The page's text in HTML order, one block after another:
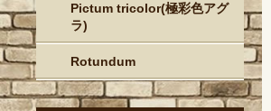
Pictum tricolor(極彩色アグ
ラ)
Rotundum